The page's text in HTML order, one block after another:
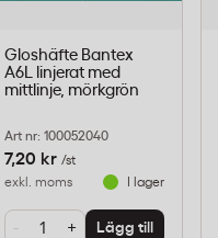
Gloshäfte Bantex
A6L linjerat med
mittlinje, mörkgrön
Art nr: 100052040
7,20 kr /st
exkl. moms
I lager
- + Lägg till